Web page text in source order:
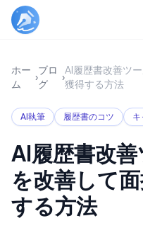
ホー
ム
›
ブロ
グ
›
AI履歴書改善ツ
獲得する方法
AI執筆 履歴書のコツ キ
AI履歴書改
を改善して
する方法